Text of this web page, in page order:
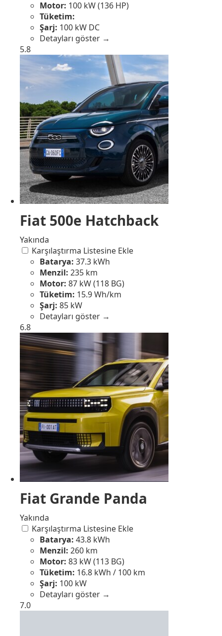
Motor: 100 kW (136 HP)
Tüketim:
Şarj: 100 kW DC
Detayları göster →
5.8
Fiat 500e Hatchback
Yakında
Karşılaştırma Listesine Ekle
Batarya: 37.3 kWh
Menzil: 235 km
Motor: 87 kW (118 BG)
Tüketim: 15.9 Wh/km
Şarj: 85 kW
Detayları göster →
6.8
Fiat Grande Panda
Yakında
Karşılaştırma Listesine Ekle
Batarya: 43.8 kWh
Menzil: 260 km
Motor: 83 kW (113 BG)
Tüketim: 16.8 kWh / 100 km
Şarj: 100 kW
Detayları göster →
7.0